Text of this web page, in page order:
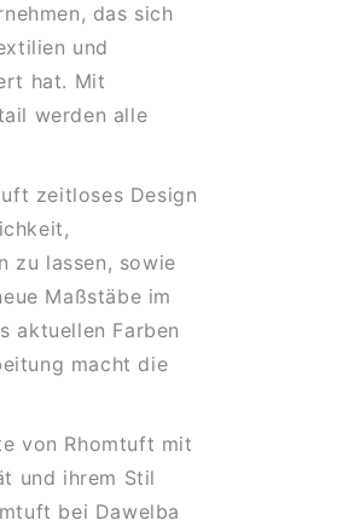
das sich
und
hat. Mit
werden alle
zeitloses Design
zu lassen, sowie
Maßstäbe im
aktuellen Farben
macht die
von Rhomtuft mit
und ihrem Stil
bei Dawelba